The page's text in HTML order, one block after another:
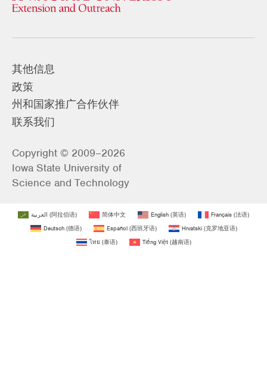
其他信息
政策
州和国家推广合作伙伴
联系我们
Copyright © 2009–2026
Iowa State University of
Science and Technology
العربية (阿拉伯语) 简体中文 English (英语) Français (法语)
Deutsch(德语) Español(西班牙语) Hrvatski(克罗地亚语)
ไทย (泰语) Tiếng Việt(越南语)